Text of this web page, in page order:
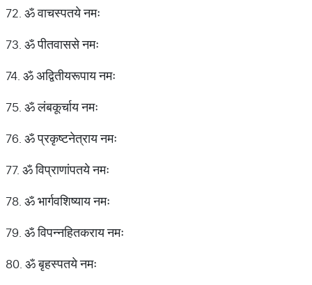
72. ॐ वाचस्पतये नमः
73. ॐ पीतवाससे नमः
74. ॐ अद्वितीयरूपाय नमः
75. ॐ लंबकूर्चाय नमः
76. ॐ प्रकृष्टनेत्राय नमः
77. ॐ विप्राणांपतये नमः
78. ॐ भार्गवशिष्याय नमः
79. ॐ विपन्नहितकराय नमः
80. ॐ बृहस्पतये नमः